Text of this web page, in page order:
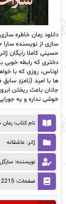
دانلود رمان خاطره
سازی از نویسنده سارا
دختریِ که رابطه خوبی
اوناس، روزی که با
ها با امید (نامزدِ
جانان باعث ریختن
خوشی نداره و یه
نام کتاب: رمان
ژانر: عاشقانه
نویسنده:
صفحات: 2215